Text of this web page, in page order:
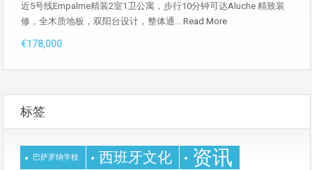
近5号线Empalme精装2室1卫公寓，步行10分钟可达Aluche 精致装
修，全木质地板，双阳台设计，整体通... Read More
€178,000
标签
巴萨罗纳学校 西班牙文化 资讯